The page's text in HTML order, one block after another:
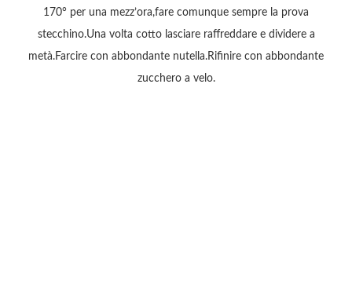
170° per una mezz’ora,fare comunque sempre la prova
stecchino.Una volta cotto lasciare raffreddare e dividere a
metà.Farcire con abbondante nutella.Rifinire con abbondante
zucchero a velo.